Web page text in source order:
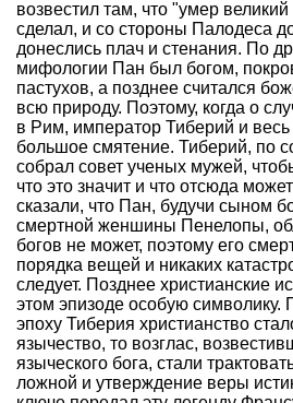
возвестил там, что "умер
сделал, и со стороны Палодеса
донеслись плач и стенания. По
мифологии Пан был богом,
пастухов, а позднее считался
всю природу. Поэтому, когда о
в Рим, император Тиберий и
большое смятение. Тиберий, по
собрал совет ученых мужей,
что это значит и что отсюда
сказали, что Пан, будучи сыном
смертной женшины Пенелопы,
богов не может, поэтому его
порядка вещей и никаких
следует. Позднее христианские
этом эпизоде особую символику.
эпоху Тиберия христианство
язычество, то возглас,
языческого бога, стали
ложной и утверждение веры